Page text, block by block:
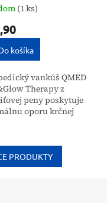
(1 ks)
košíka
vankúš QMED
Therapy z
peny poskytuje
oporu krčnej
kvality spánku,...
PRODUKTY